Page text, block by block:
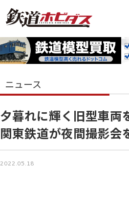
ニュース
夕暮れに輝く旧型車両
関東鉄道が夜間撮影会
2022.05.18